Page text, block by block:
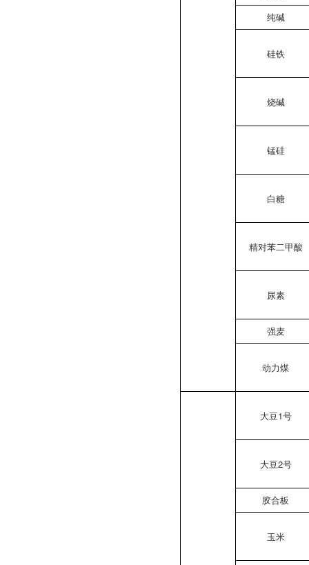
纯碱
硅铁
烧碱
锰硅
白糖
精对苯二甲酸
尿素
强麦
动力煤
大豆1号
大豆2号
胶合板
玉米